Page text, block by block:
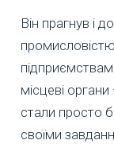
Він прагнув і
місцеві
стали просто
своїми